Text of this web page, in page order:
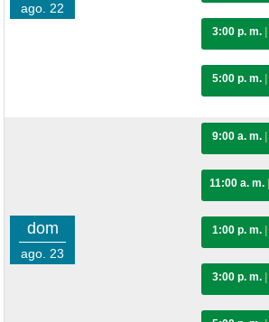
ago. 22
3:00 p. m.
5:00 p. m.
dom
ago. 23
9:00 a. m.
11:00 a. m.
1:00 p. m.
3:00 p. m.